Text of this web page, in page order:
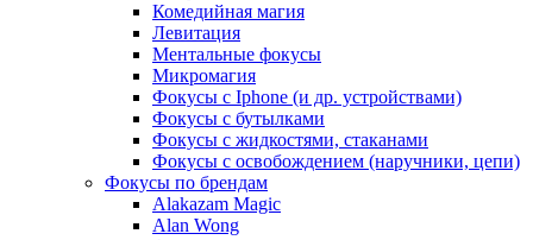
Комедийная магия
Левитация
Ментальные фокусы
Микромагия
Фокусы с Iphone (и др. устройствами)
Фокусы с бутылками
Фокусы с жидкостями, стаканами
Фокусы с освобождением (наручники, цепи)
Фокусы по брендам
Alakazam Magic
Alan Wong